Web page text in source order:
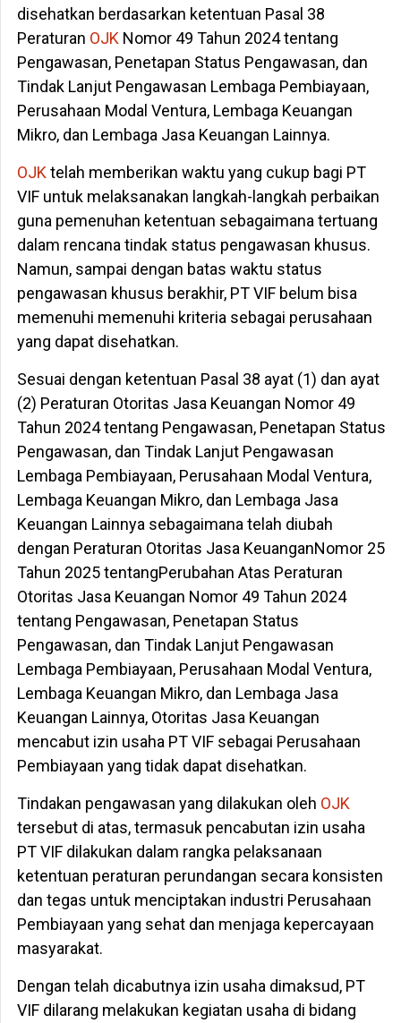
disehatkan berdasarkan ketentuan Pasal 38
Peraturan OJK Nomor 49 Tahun 2024 tentang
Pengawasan, Penetapan Status Pengawasan, dan
Tindak Lanjut Pengawasan Lembaga Pembiayaan,
Perusahaan Modal Ventura, Lembaga Keuangan
Mikro, dan Lembaga Jasa Keuangan Lainnya.
OJK telah memberikan waktu yang cukup bagi PT
VIF untuk melaksanakan langkah-langkah perbaikan
guna pemenuhan ketentuan sebagaimana tertuang
dalam rencana tindak status pengawasan khusus.
Namun, sampai dengan batas waktu status
pengawasan khusus berakhir, PT VIF belum bisa
memenuhi memenuhi kriteria sebagai perusahaan
yang dapat disehatkan.
Sesuai dengan ketentuan Pasal 38 ayat (1) dan ayat
(2) Peraturan Otoritas Jasa Keuangan Nomor 49
Tahun 2024 tentang Pengawasan, Penetapan Status
Pengawasan, dan Tindak Lanjut Pengawasan
Lembaga Pembiayaan, Perusahaan Modal Ventura,
Lembaga Keuangan Mikro, dan Lembaga Jasa
Keuangan Lainnya sebagaimana telah diubah
dengan Peraturan Otoritas Jasa KeuanganNomor 25
Tahun 2025 tentangPerubahan Atas Peraturan
Otoritas Jasa Keuangan Nomor 49 Tahun 2024
tentang Pengawasan, Penetapan ​Status
Pengawasan, dan Tindak Lanjut Pengawasan
Lembaga Pembiayaan, Perusa​haan Modal Ventura,
Lembaga Keuangan Mikro, dan Lembaga Jasa
Keuangan Lainnya, Otoritas Jasa Keuangan
mencabut izin usaha PT VIF sebagai Perusahaan
Pembiayaan yang tidak dapat disehatkan.
Tindakan pengawasan yang dilakukan oleh OJK
tersebut di atas, termasuk pencabutan izin usaha
PT VIF dilakukan dalam rangka pelaksanaan
ketentuan peraturan perundangan secara konsisten
dan tegas untuk menciptakan industri Perusahaan
Pembiayaan yang sehat dan menjaga kepercayaan
masyarakat.
Dengan telah dicabutnya izin usaha dimaksud, PT
VIF dilarang melakukan kegiatan usaha di bidang